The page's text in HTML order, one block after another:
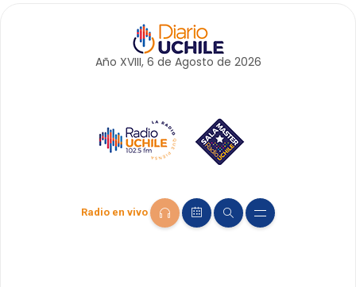
Año XVIII, 6 de Agosto de 2026
Radio en vivo